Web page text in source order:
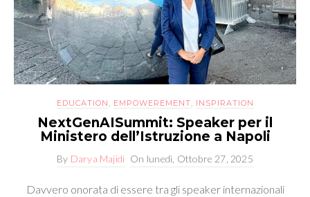
EDUCATION , EMPOWEREMENT, INSPIRATION
NextGenAISummit: Speaker per il
Ministero dell’Istruzione a Napoli
By Darya Majidi On lunedì, Ottobre 27, 2025
Davvero onorata di essere tra gli speaker internazionali